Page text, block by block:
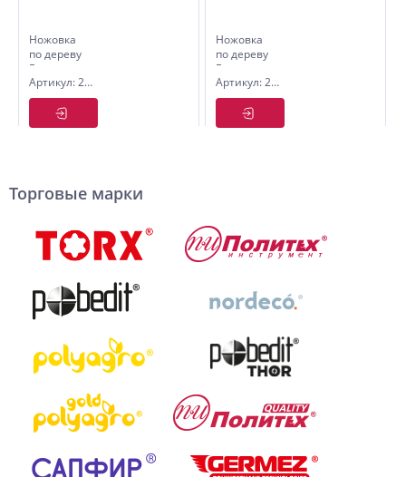
Ножовка
по дереву
Forester,
450 мм,
3D,
Политех
Артикул: 2505245
Ножовка
по дереву
Forester,
350 мм,
3D,
Политех
Артикул: 2505235
Торговые марки